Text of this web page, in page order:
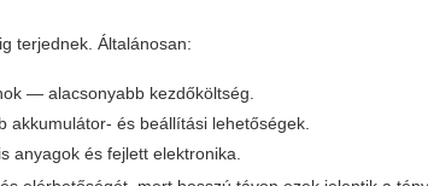
terjednek. Általánosan:
— alacsonyabb kezdőköltség.
és beállítási lehetőségek.
anyagok és fejlett elektronika.